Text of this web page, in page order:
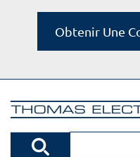
Obtenir Une